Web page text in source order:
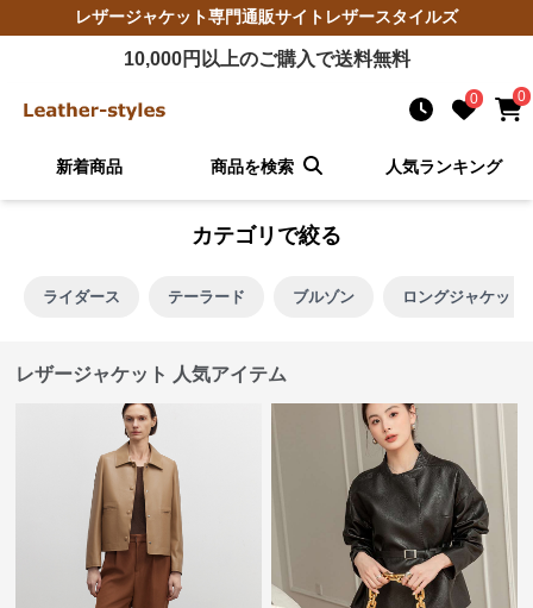
レザージャケット専門通販サイト レザースタイルズ
10,000円以上のご購入で送料無料
0 0
新着商品 商品を検索 人気ランキング
カテゴリで絞る
ライダース テーラード ブルゾン ロングジャケット
レザージャケット 人気アイテム